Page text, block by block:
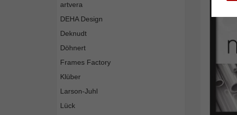
artvera
DEHA Design
Deknudt
Döhnert
Frames Factory
Klüber
Larson-Juhl
Lück